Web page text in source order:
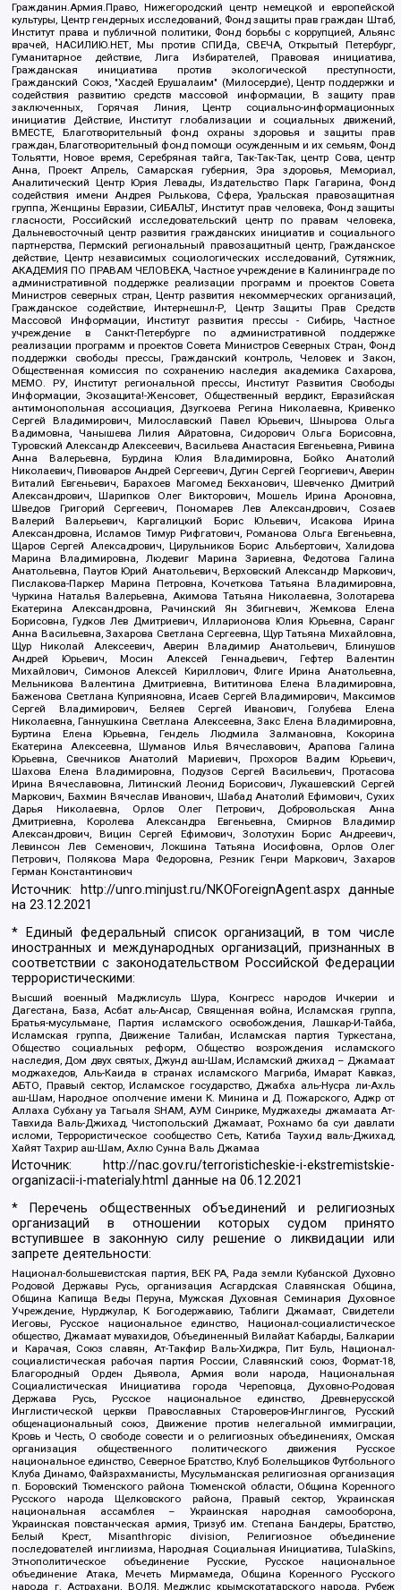
Гражданин.Армия.Право, Нижегородский центр немецкой и европейской
культуры, Центр гендерных исследований, Фонд защиты прав граждан Штаб,
Институт права и публичной политики, Фонд борьбы с коррупцией, Альянс
врачей, НАСИЛИЮ.НЕТ, Мы против СПИДа, СВЕЧА, Открытый Петербург,
Гуманитарное действие, Лига Избирателей, Правовая инициатива,
Гражданская инициатива против экологической преступности,
Гражданский Союз, "Хасдей Ерушалаим" (Милосердие), Центр поддержки и
содействия развитию средств массовой информации, В защиту прав
заключенных, Горячая Линия, Центр социально-информационных
инициатив Действие, Институт глобализации и социальных движений,
ВМЕСТЕ, Благотворительный фонд охраны здоровья и защиты прав
граждан, Благотворительный фонд помощи осужденным и их семьям, Фонд
Тольятти, Новое время, Серебряная тайга, Так-Так-Так, центр Сова, центр
Анна, Проект Апрель, Самарская губерния, Эра здоровья, Мемориал,
Аналитический Центр Юрия Левады, Издательство Парк Гагарина, Фонд
содействия имени Андрея Рылькова, Сфера, Уральская правозащитная
группа, Женщины Евразии, СИБАЛЬТ, Институт прав человека, Фонд защиты
гласности, Российский исследовательский центр по правам человека,
Дальневосточный центр развития гражданских инициатив и социального
партнерства, Пермский региональный правозащитный центр, Гражданское
действие, Центр независимых социологических исследований, Сутяжник,
АКАДЕМИЯ ПО ПРАВАМ ЧЕЛОВЕКА, Частное учреждение в Калининграде по
административной поддержке реализации программ и проектов Совета
Министров северных стран, Центр развития некоммерческих организаций,
Гражданское содействие, Интернешнл-Р, Центр Защиты Прав Средств
Массовой Информации, Институт развития прессы - Сибирь, Частное
учреждение в Санкт-Петербурге по административной поддержке
реализации программ и проектов Совета Министров Северных Стран, Фонд
поддержки свободы прессы, Гражданский контроль, Человек и Закон,
Общественная комиссия по сохранению наследия академика Сахарова,
МЕМО. РУ, Институт региональной прессы, Институт Развития Свободы
Информации, Экозащита!-Женсовет, Общественный вердикт, Евразийская
антимонопольная ассоциация, Дзугкоева Регина Николаевна, Кривенко
Сергей Владимирович, Милославский Павел Юрьевич, Шнырова Ольга
Вадимовна, Чанышева Лилия Айратовна, Сидорович Ольга Борисовна,
Туровский Александр Алексеевич, Васильева Анастасия Евгеньевна, Ривина
Анна Валерьевна, Бурдина Юлия Владимировна, Бойко Анатолий
Николаевич, Пивоваров Андрей Сергеевич, Дугин Сергей Георгиевич, Аверин
Виталий Евгеньевич, Барахоев Магомед Бекханович, Шевченко Дмитрий
Александрович, Шарипков Олег Викторович, Мошель Ирина Ароновна,
Шведов Григорий Сергеевич, Пономарев Лев Александрович, Созаев
Валерий Валерьевич, Каргалицкий Борис Юльевич, Исакова Ирина
Александровна, Исламов Тимур Рифгатович, Романова Ольга Евгеньевна,
Щаров Сергей Алексадрович, Цирульников Борис Альбертович, Халидова
Марина Владимировна, Людевиг Марина Зариевна, Федотова Галина
Анатольевна, Паутов Юрий Анатольевич, Верховский Александр Маркович,
Пислакова-Паркер Марина Петровна, Кочеткова Татьяна Владимировна,
Чуркина Наталья Валерьевна, Акимова Татьяна Николаевна, Золотарева
Екатерина Александровна, Рачинский Ян Збигневич, Жемкова Елена
Борисовна, Гудков Лев Дмитриевич, Илларионова Юлия Юрьевна, Саранг
Анна Васильевна, Захарова Светлана Сергеевна, Щур Татьяна Михайловна,
Щур Николай Алексеевич, Аверин Владимир Анатольевич, Блинушов
Андрей Юрьевич, Мосин Алексей Геннадьевич, Гефтер Валентин
Михайлович, Симонов Алексей Кириллович, Флиге Ирина Анатольевна,
Мельникова Валентина Дмитриевна, Вититинова Елена Владимировна,
Баженова Светлана Куприяновна, Исаев Сергей Владимирович, Максимов
Сергей Владимирович, Беляев Сергей Иванович, Голубева Елена
Николаевна, Ганнушкина Светлана Алексеевна, Закс Елена Владимировна,
Буртина Елена Юрьевна, Гендель Людмила Залмановна, Кокорина
Екатерина Алексеевна, Шуманов Илья Вячеславович, Арапова Галина
Юрьевна, Свечников Анатолий Мариевич, Прохоров Вадим Юрьевич,
Шахова Елена Владимировна, Подузов Сергей Васильевич, Протасова
Ирина Вячеславовна, Литинский Леонид Борисович, Лукашевский Сергей
Маркович, Бахмин Вячеслав Иванович, Шабад Анатолий Ефимович, Сухих
Дарья Николаевна, Орлов Олег Петрович, Добровольская Анна
Дмитриевна, Королева Александра Евгеньевна, Смирнов Владимир
Александрович, Вицин Сергей Ефимович, Золотухин Борис Андреевич,
Левинсон Лев Семенович, Локшина Татьяна Иосифовна, Орлов Олег
Петрович, Полякова Мара Федоровна, Резник Генри Маркович, Захаров
Герман Константинович
Источник: http://unro.minjust.ru/NKOForeignAgent.aspxданные
на23.12.2021
* Единый федеральный список организаций, в том числе
иностранных и международных организаций, признанных в
соответствии с законодательством Российской Федерации
террористическими:
Высший военный Маджлисуль Шура, Конгресс народов Ичкерии и
Дагестана, База, Асбат аль-Ансар, Священная война, Исламская группа,
Братья-мусульмане, Партия исламского освобождения, Лашкар-И-Тайба,
Исламская группа, Движение Талибан, Исламская партия Туркестана,
Общество социальных реформ, Общество возрождения исламского
наследия, Дом двух святых, Джунд аш-Шам, Исламский джихад – Джамаат
моджахедов, Аль-Каида в странах исламского Магриба, Имарат Кавказ,
АБТО, Правый сектор, Исламское государство, Джабха аль-Нусра ли-Ахль
аш-Шам, Народное ополчение имени К. Минина и Д. Пожарского, Аджр от
Аллаха Субхану уа Тагьаля SHAM, АУМ Синрике, Муджахеды джамаата Ат-
Тавхида Валь-Джихад, Чистопольский Джамаат, Рохнамо ба суи давлати
исломи, Террористическое сообщество Сеть, Катиба Таухид валь-Джихад,
Хайят Тахрир аш-Шам, Ахлю Сунна Валь Джамаа
Источник:
http://nac.gov.ru/terroristicheskie-i-ekstremistskie-
organizacii-i-materialy.html данные на06.12.2021
* Перечень общественных объединений и религиозных
организаций в отношении которых судом принято
вступившее в законную силу решение о ликвидации или
запрете деятельности:
Национал-большевистская партия, ВЕК РА, Рада земли Кубанской Духовно
Родовой Державы Русь, организация Асгардская Славянская Община,
Община Капища Веды Перуна, Мужская Духовная Семинария Духовное
Учреждение, Нурджулар, К Богодержавию, Таблиги Джамаат, Свидетели
Иеговы, Русское национальное единство, Национал-социалистическое
общество, Джамаат мувахидов, Объединенный Вилайат Кабарды, Балкарии
и Карачая, Союз славян, Ат-Такфир Валь-Хиджра, Пит Буль, Национал-
социалистическая рабочая партия России, Славянский союз, Формат-18,
Благородный Орден Дьявола, Армия воли народа, Национальная
Социалистическая Инициатива города Череповца, Духовно-Родовая
Держава Русь, Русское национальное единство, Древнерусской
Инглистической церкви Православных Староверов-Инглингов, Русский
общенациональный союз, Движение против нелегальной иммиграции,
Кровь и Честь, О свободе совести и о религиозных объединениях, Омская
организация общественного политического движения Русское
национальное единство, Северное Братство, Клуб Болельщиков Футбольного
Клуба Динамо, Файзрахманисты, Мусульманская религиозная организация
п. Боровский Тюменского района Тюменской области, Община Коренного
Русского народа Щелковского района, Правый сектор, Украинская
национальная ассамблея – Украинская народная самооборона,
Украинская повстанческая армия, Тризуб им. Степана Бандеры, Братство,
Белый Крест, Misanthropic division, Религиозное объединение
последователей инглиизма, Народная Социальная Инициатива, TulaSkins,
Этнополитическое объединение Русские, Русское национальное
объединение Атака, Мечеть Мирмамеда, Община Коренного Русского
народа г. Астрахани, ВОЛЯ, Меджлис крымскотатарского народа, Рубеж